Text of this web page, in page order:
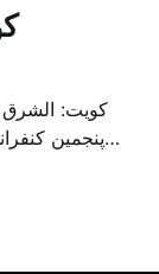
کویت:
پنجمین
متخصص از